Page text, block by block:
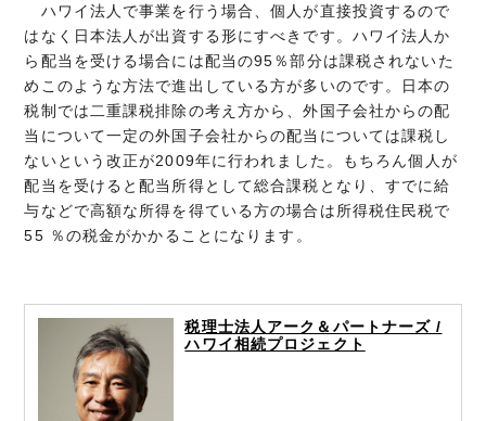
ハワイ法人で事業を行う場合、個人が直接投資するので
はなく日本法人が出資する形にすべきです。ハワイ法人か
ら配当を受ける場合には配当の95％部分は課税されないた
めこのような方法で進出している方が多いのです。日本の
税制では二重課税排除の考え方から、外国子会社からの配
当について一定の外国子会社からの配当については課税し
ないという改正が2009年に行われました。もちろん個人が
配当を受けると配当所得として総合課税となり、すでに給
与などで高額な所得を得ている方の場合は所得税住民税で
55 ％の税金がかかることになります。
税理士法人アーク＆パートナーズ /
ハワイ相続プロジェクト